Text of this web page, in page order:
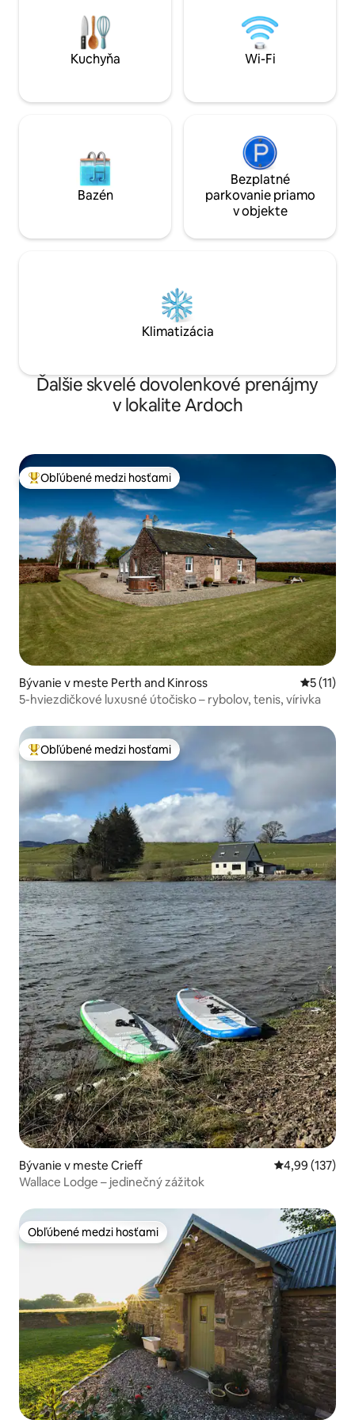
Nespresso vertuo *Točité schodisko
Andrews, 5 minút
blízkosti Scone
Castle Gardens.
len 20 minút a
Kuchyňa Wi-Fi
Bazén
Bezplatné
parkovanie priamo
v objekte
Klimatizácia
Ďalšie skvelé dovolenkové prenájmy
v lokalite Ardoch
Najobľúbenejšie medzi hosťami
Obľúbené medzi hosťami
Bývanie v meste Perth and Kinross
5 (11)
5-hviezdičkové luxusné útočisko – rybolov, tenis, vírivka
Najobľúbenejšie medzi hosťami
Obľúbené medzi hosťami
Bývanie v meste Crieff Priemerné
4,99 (137)
Wallace Lodge – jedinečný zážitok
Obľúbené medzi hosťami
Obľúbené medzi hosťami